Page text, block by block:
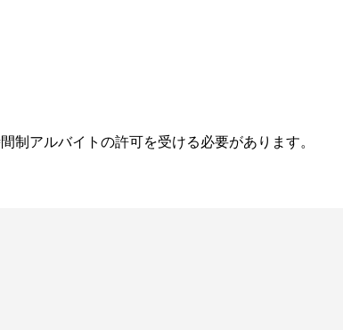
制アルバイトの許可を受ける必要があります。